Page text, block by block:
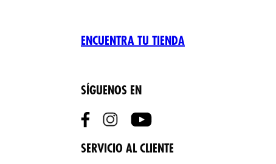
ENCUENTRA TU TIENDA
SÍGUENOS EN
SERVICIO AL CLIENTE